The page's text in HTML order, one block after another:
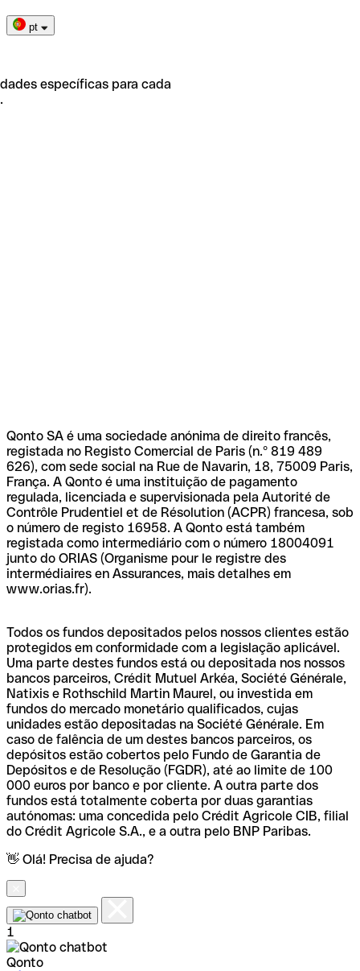
pt
específicas para cada
Qonto SA é uma sociedade anónima de direito francês,
registada no Registo Comercial de Paris (n.º 819 489
626), com sede social na Rue de Navarin, 18, 75009 Paris,
França. A Qonto é uma instituição de pagamento
regulada, licenciada e supervisionada pela Autorité de
Contrôle Prudentiel et de Résolution (ACPR) francesa, sob
o número de registo 16958. A Qonto está também
registada como intermediário com o número 18004091
junto do ORIAS (Organisme pour le registre des
intermédiaires en Assurances, mais detalhes em
www.orias.fr).
Todos os fundos depositados pelos nossos clientes estão
protegidos em conformidade com a legislação aplicável.
Uma parte destes fundos está ou depositada nos nossos
bancos parceiros, Crédit Mutuel Arkéa, Société Générale,
Natixis e Rothschild Martin Maurel, ou investida em
fundos do mercado monetário qualificados, cujas
unidades estão depositadas na Société Générale. Em
caso de falência de um destes bancos parceiros, os
depósitos estão cobertos pelo Fundo de Garantia de
Depósitos e de Resolução (FGDR), até ao limite de 100
000 euros por banco e por cliente. A outra parte dos
fundos está totalmente coberta por duas garantias
autónomas: uma concedida pelo Crédit Agricole CIB, filial
do Crédit Agricole S.A., e a outra pelo BNP Paribas.
👋 Olá! Precisa de ajuda?
1
Qonto